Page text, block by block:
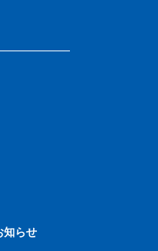
知らせ